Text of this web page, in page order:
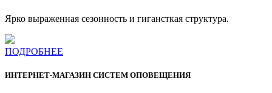
Ярко выраженная сезонность и гигансткая структура.
ПОДРОБНЕЕ
ИНТЕРНЕТ-МАГАЗИН СИСТЕМ ОПОВЕЩЕНИЯ